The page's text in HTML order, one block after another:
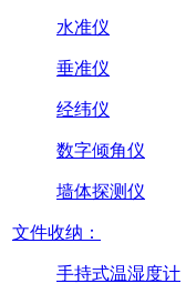
水准仪
垂准仪
经纬仪
数字倾角仪
墙体探测仪
文件收纳：
手持式温湿度计